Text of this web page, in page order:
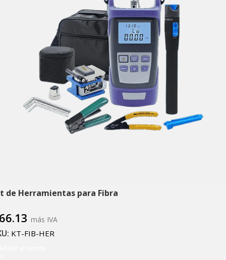
de Herramientas para Fibra
más IVA
KT-FIB-HER